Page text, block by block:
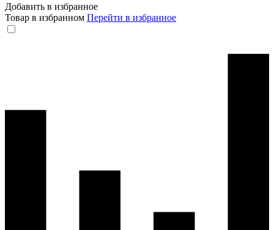
Добавить в избранное
Товар в избранном Перейти в избранное